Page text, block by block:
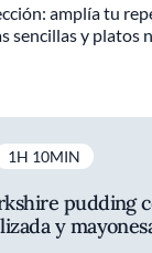
amplía tu
sencillas y platos
1H 10MIN
pudding
y